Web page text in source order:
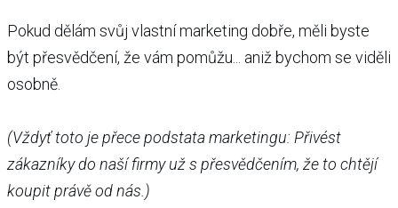
Pokud dělám svůj vlastní marketing dobře, měli byste
být přesvědčení, že vám pomůžu... aniž bychom se viděli
osobně.
(Vždyť toto je přece podstata marketingu: Přivést
zákazníky do naší firmy už s přesvědčením, že to chtějí
koupit právě od nás.)